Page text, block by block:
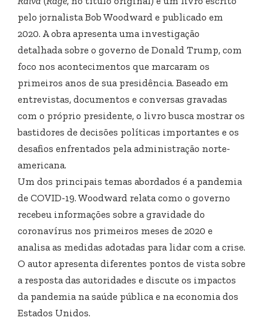
pelo jornalista Bob Woodward e publicado em
2020. A obra apresenta uma investigação
detalhada sobre o governo de Donald Trump, com
foco nos acontecimentos que marcaram os
primeiros anos de sua presidência. Baseado em
entrevistas, documentos e conversas gravadas
com o próprio presidente, o livro busca mostrar os
bastidores de decisões políticas importantes e os
desafios enfrentados pela administração norte-
americana.
Um dos principais temas abordados é a pandemia
de COVID-19. Woodward relata como o governo
recebeu informações sobre a gravidade do
coronavírus nos primeiros meses de 2020 e
analisa as medidas adotadas para lidar com a crise.
O autor apresenta diferentes pontos de vista sobre
a resposta das autoridades e discute os impactos
da pandemia na saúde pública e na economia dos
Estados Unidos.